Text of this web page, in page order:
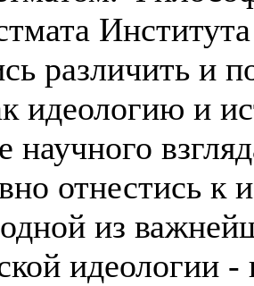
различить и
идеологию и
научного
отнестись к
одной из
идеологии -